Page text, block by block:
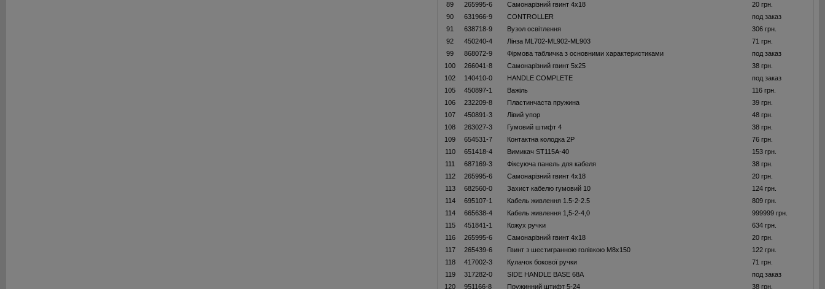
89
265995-6 Самонарізний гвинт 4x18
20 грн.
90
631966-9 CONTROLLER
под заказ
91
638718-9 Вузол освітлення
306 грн.
92
450240-4 Лінза ML702-ML902-ML903
71 грн.
99
868072-9 Фiрмова табличка з основними характеристиками
под заказ
100
266041-8 Самонарізний гвинт 5x25
38 грн.
102
140410-0 HANDLE COMPLETE
под заказ
105
450897-1 Важіль
116 грн.
106
232209-8 Пластинчаста пружина
39 грн.
107
450891-3 Лівий упор
48 грн.
108
263027-3 Гумовий штифт 4
38 грн.
109
654531-7 Контактна колодка 2P
76 грн.
110
651418-4 Вимикач ST115A-40
153 грн.
111
687169-3 Фіксуюча панель для кабеля
38 грн.
112
265995-6 Самонарізний гвинт 4x18
20 грн.
113
682560-0 Захист кабелю гумовий 10
124 грн.
114
695107-1 Кабель живлення 1.5-2-2.5
809 грн.
114
665638-4 Кабель живлення 1,5-2-4,0
999999 грн.
115
451841-1 Кожух ручки
634 грн.
116
265995-6 Самонарізний гвинт 4x18
20 грн.
117
265439-6 Гвинт з шестигранною голівкою M8x150
122 грн.
118
417002-3 Кулачок бокової ручки
71 грн.
119
317282-0 SIDE HANDLE BASE 68A
под заказ
120
951166-8 Пружинний штифт 5-24 38 грн.